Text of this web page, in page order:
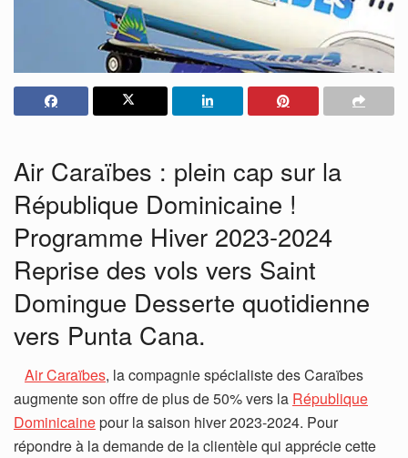
Air Caraïbes : plein cap sur la
République Dominicaine !
Programme Hiver 2023-2024
Reprise des vols vers Saint
Domingue Desserte quotidienne
vers Punta Cana.
Air Caraïbes, la compagnie spécialiste des Caraïbes
augmente son offre de plus de 50% vers la République
Dominicainepour la saison hiver 2023-2024. Pour
répondre à la demande de la clientèle qui apprécie cette